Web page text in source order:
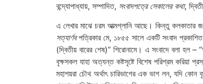
বন্দ্যোপাধ্যায়, সম্পাদিত, সংবাদপত্রে সেকালের কথা,
এ লেখার মাঝে চরম আত্মগ্লানি আছে। কিন্তু কলকাতার
সত্যার্ণবপত্রিকার মে, ১৮৫৫ সালে একটি সংবাদ প্রকাশিত
(দ্বিতীয় বারের শেষ)” শিরোনামে। এ সংবাদে বলা হল
বৃক্ষসকল যাহা অত্যন্ত কষ্টসৃষ্টে বিশেষ পরিশ্রম করিয়া
মহাশয়রা চৌথ অর্থাৎ চারিভাগের এক ভাগ লন, যদি কোন